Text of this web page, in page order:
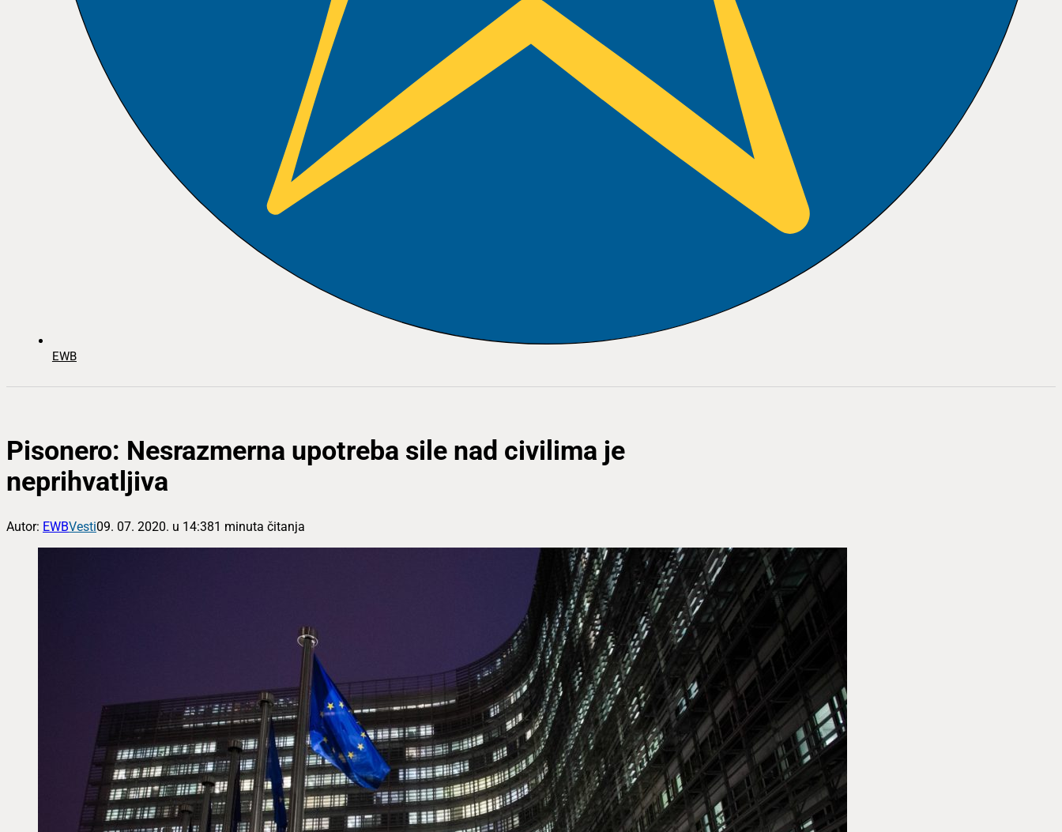
EWB
Pisonero: Nesrazmerna upotreba sile nad civilima je
neprihvatljiva
Autor: EWBVesti09. 07. 2020. u 14:381 minuta čitanja